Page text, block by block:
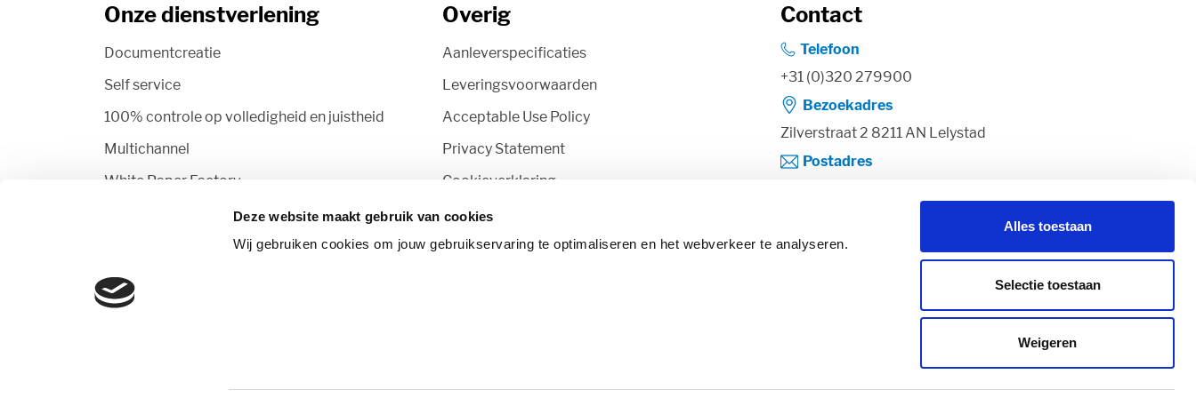
Deze website maakt gebruik van cookies
Wij gebruiken cookies om jouw gebruikservaring te optimaliseren en het webverkeer te analyseren.
Alles toestaan
Selectie toestaan
Weigeren
Onze dienstverlening
Documentcreatie
Self service
100% controle op volledigheid en juistheid
Multichannel
White Paper Factory
Overig
Aanleverspecificaties
Leveringsvoorwaarden
Acceptable Use Policy
Privacy Statement
Cookieverklaring
Disclaimer
Contact
Telefoon
+31 (0)320 279900
Bezoekadres
Zilverstraat 2 8211 AN Lelystad
Postadres